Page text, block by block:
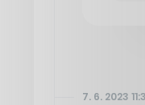
7. 6. 2023